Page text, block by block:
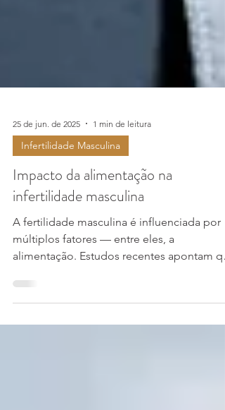
25 de jun. de 2025 1 min de leitura
Infertilidade Masculina
Impacto da alimentação na
infertilidade masculina
múltiplos fatores — entre eles, a
alimentação. Estudos recentes apontam
a dieta afeta...